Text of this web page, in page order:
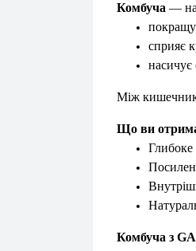
Комбуча —
сприяє
насичує
Між
Що ви
Глибоке
Комбуча з